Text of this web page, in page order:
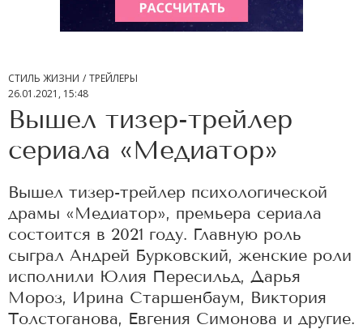
СТИЛЬ ЖИЗНИ
ТРЕЙЛЕРЫ
26.01.2021, 15:48
Вышел тизер-трейлер
сериала «Медиатор»
Вышел тизер-трейлер психологической
драмы «Медиатор», премьера сериала
состоится в 2021 году. Главную роль
сыграл Андрей Бурковский, женские роли
исполнили Юлия Пересильд, Дарья
Мороз, Ирина Старшенбаум, Виктория
Толстоганова, Евгения Симонова и другие.